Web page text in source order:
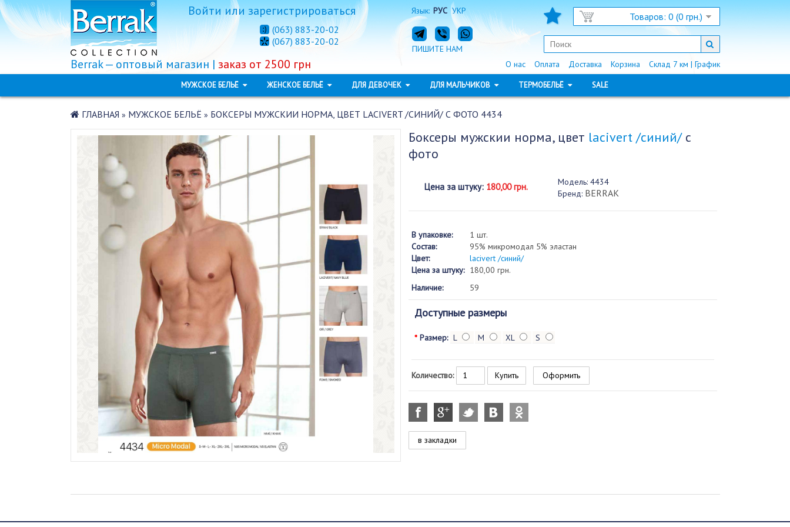
Язык: РУС УКР Товаров: 0 (0 грн.)
Войтиилизарегистрироваться
(063) 883-20-02
(067) 883-20-02
ПИШИТЕ НАМ
Склад 7 км | График
Корзина
Доставка
Оплата
О нас
Berrak — оптовый магазин | заказ от 2500 грн
МУЖСКОЕ БЕЛЬЁ ЖЕНСКОЕ БЕЛЬЁ ДЛЯ ДЕВОЧЕК ДЛЯ МАЛЬЧИКОВ ТЕРМОБЕЛЬЁ SALE
ГЛАВНАЯ » МУЖСКОЕ БЕЛЬЁ » БОКСЕРЫ МУЖСКИИ НОРМА, ЦВЕТ LACIVERT /СИНИЙ/ С ФОТО 4434
Боксеры мужскии норма, цвет lacivert /синий/с
фото
Цена за штуку: 180,00 грн. Модель:4434
Бренд: BERRAK
В упаковке:
1 шт.
Состав:
95% микромодал 5% эластан
Цвет:
lacivert /синий/
Цена за штуку: 180,00 грн.
Наличие:
59
Доступные размеры
* Размер: L M XL S
Количество: Оформить
в закладки